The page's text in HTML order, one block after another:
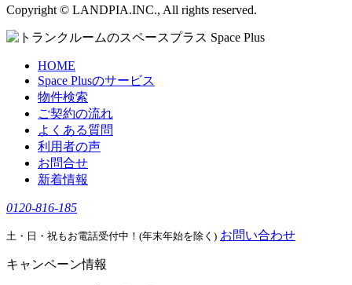
Copyright © LANDPIA.INC., All rights reserved.
HOME
Space Plusのサービス
物件検索
ご契約の流れ
よくある質問
利用者の声
お問合せ
新着情報
0120-816-185
土・日・祝もお電話受付中！(年末年始を除く) お問い合わせ
キャンペーン情報